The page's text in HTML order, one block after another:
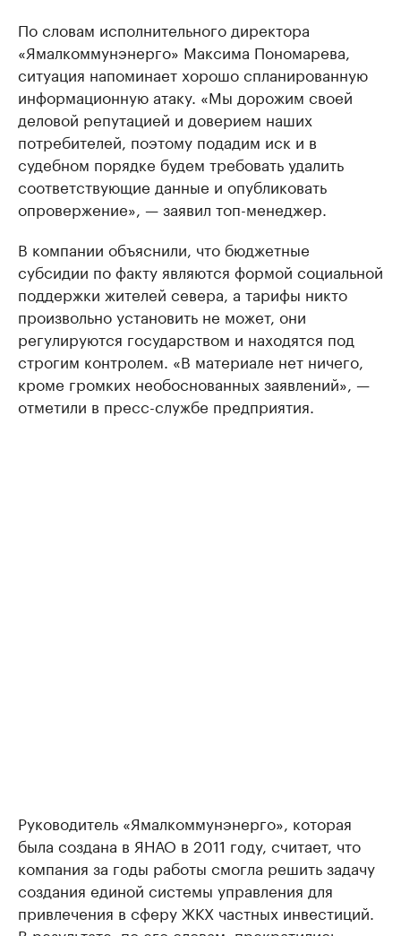
По словам исполнительного директора
«Ямалкоммунэнерго» Максима Пономарева,
ситуация напоминает хорошо спланированную
информационную атаку. «Мы дорожим своей
деловой репутацией и доверием наших
потребителей, поэтому подадим иск и в
судебном порядке будем требовать удалить
соответствующие данные и опубликовать
опровержение», — заявил топ-менеджер.
В компании объяснили, что бюджетные
субсидии по факту являются формой социальной
поддержки жителей севера, а тарифы никто
произвольно установить не может, они
регулируются государством и находятся под
строгим контролем. «В материале нет ничего,
кроме громких необоснованных заявлений», —
отметили в пресс-службе предприятия.
Руководитель «Ямалкоммунэнерго», которая
была создана в ЯНАО в 2011 году, считает, что
компания за годы работы смогла решить задачу
создания единой системы управления для
привлечения в сферу ЖКХ частных инвестиций.